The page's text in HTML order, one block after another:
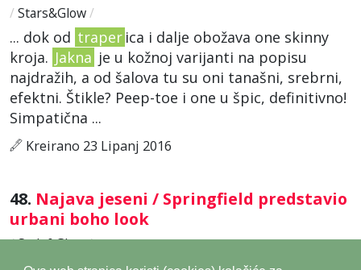
/ Stars&Glow/
... dok od traper ica i dalje obožava one skinny
kroja. Jakna je u kožnoj varijanti na popisu
najdražih, a od šalova tu su oni tanašni, srebrni,
efektni. Štikle? Peep-toe i one u špic, definitivno!
Simpatična ...
Kreirano 23 Lipanj 2016
48. Najava jeseni / Springfield predstavio
urbani boho look
/Style&Glow/